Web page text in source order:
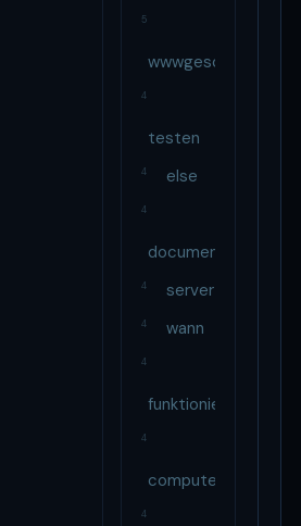
5
4
testen
4 else
4
document
4 server
4 wann
4
funktioniert
4
computer
4